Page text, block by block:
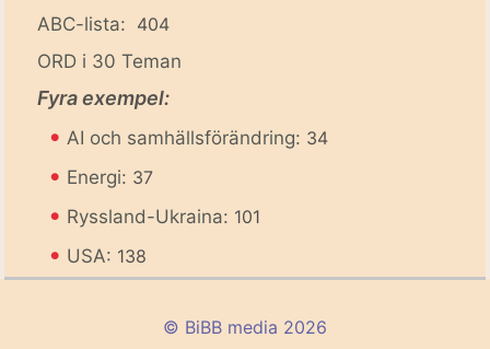
ABC-lista: 404
ORD i 30 Teman
Fyra exempel:
• AI och samhällsförändring: 34
• Energi: 37
• Ryssland-Ukraina: 101
• USA: 138
© BiBB media 2026